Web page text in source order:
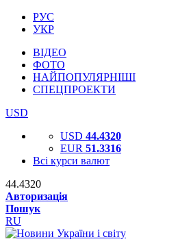
РУС
УКР
ВІДЕО
ФОТО
НАЙПОПУЛЯРНІШІ
СПЕЦПРОЕКТИ
USD
USD 44.4320
EUR 51.3316
Всі курси валют
44.4320
Авторизація
Пошук
RU